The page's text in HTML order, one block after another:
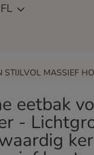
MASSIEF
eetbak
-